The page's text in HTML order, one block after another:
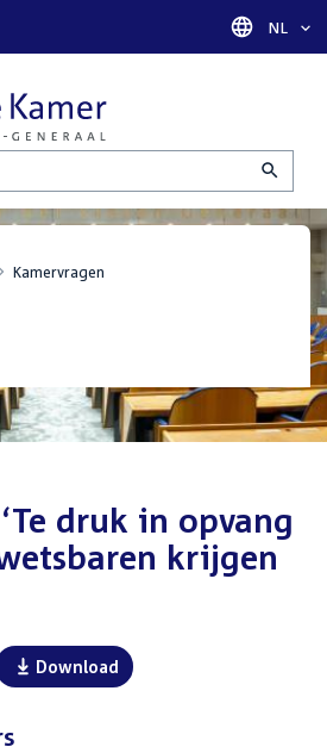
Taal
NL
Kamervragen
druk in opvang
krijgen
Download